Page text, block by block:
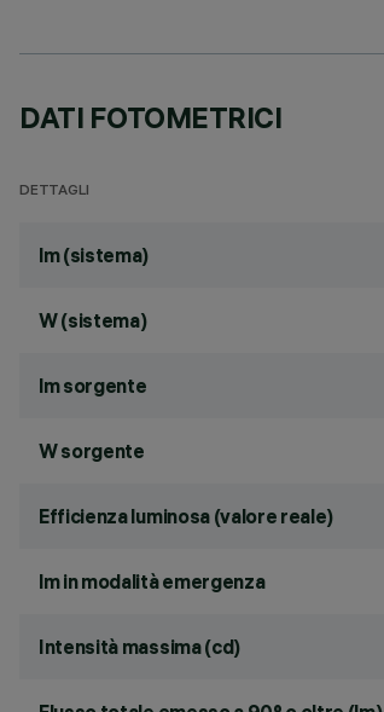
DATI FOTOMETRICI
DETTAGLI
lm (sistema)
W (sistema)
lm sorgente
W sorgente
Efficienza luminosa (valore reale)
lm in modalità emergenza
Intensità massima (cd)